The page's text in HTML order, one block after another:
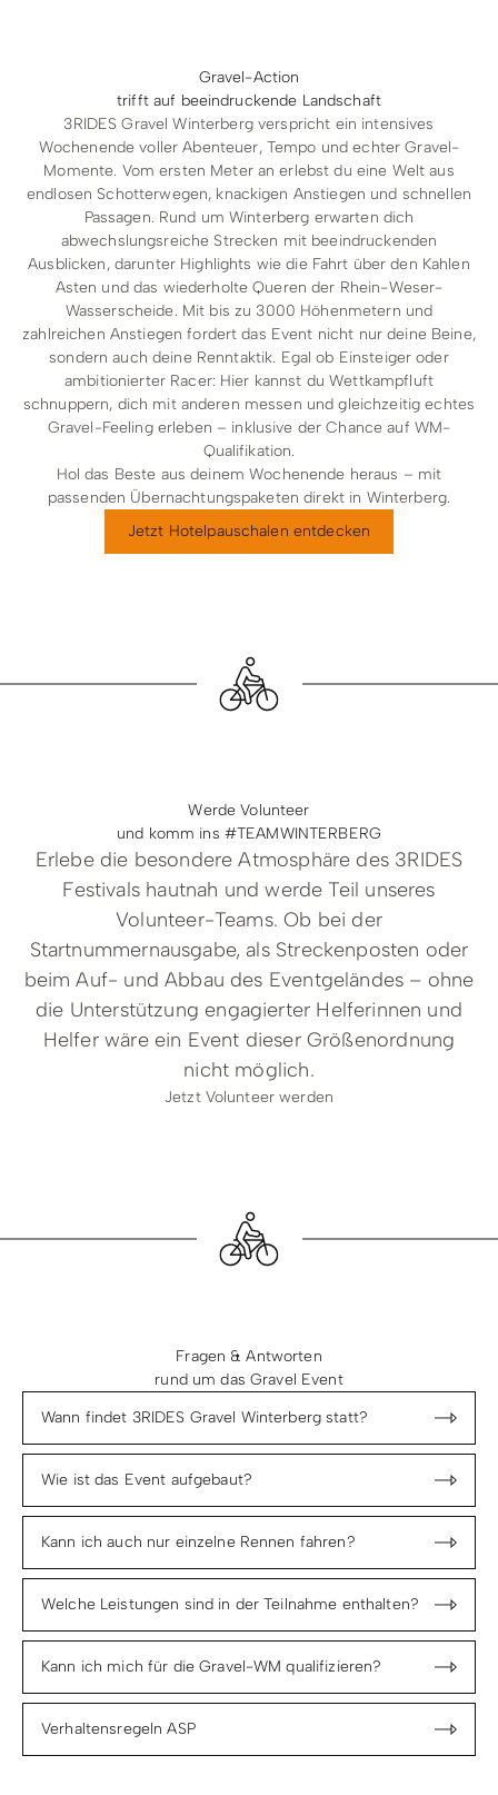
Gravel-Action
trifft auf beeindruckende Landschaft
3RIDES Gravel Winterberg verspricht ein intensives
Wochenende voller Abenteuer, Tempo und echter Gravel-
Momente. Vom ersten Meter an erlebst du eine Welt aus
endlosen Schotterwegen, knackigen Anstiegen und schnellen
Passagen. Rund um Winterberg erwarten dich
abwechslungsreiche Strecken mit beeindruckenden
Ausblicken, darunter Highlights wie die Fahrt über den Kahlen
Asten und das wiederholte Queren der Rhein-Weser-
Wasserscheide. Mit bis zu 3000 Höhenmetern und
zahlreichen Anstiegen fordert das Event nicht nur deine Beine,
sondern auch deine Renntaktik. Egal ob Einsteiger oder
ambitionierter Racer: Hier kannst du Wettkampfluft
schnuppern, dich mit anderen messen und gleichzeitig echtes
Gravel-Feeling erleben – inklusive der Chance auf WM-
Qualifikation.
Hol das Beste aus deinem Wochenende heraus – mit
passenden Übernachtungspaketen direkt in Winterberg.
Jetzt Hotelpauschalen entdecken
Werde Volunteer
und komm ins #TEAMWINTERBERG
Erlebe die besondere Atmosphäre des 3RIDES
Festivals hautnah und werde Teil unseres
Volunteer-Teams. Ob bei der
Startnummernausgabe, als Streckenposten oder
beim Auf- und Abbau des Eventgeländes – ohne
die Unterstützung engagierter Helferinnen und
Helfer wäre ein Event dieser Größenordnung
nicht möglich.
Jetzt Volunteer werden
Fragen & Antworten
rund um das Gravel Event
Wann findet 3RIDES Gravel Winterberg statt?
Wie ist das Event aufgebaut?
Kann ich auch nur einzelne Rennen fahren?
Welche Leistungen sind in der Teilnahme enthalten?
Kann ich mich für die Gravel-WM qualifizieren?
Verhaltensregeln ASP